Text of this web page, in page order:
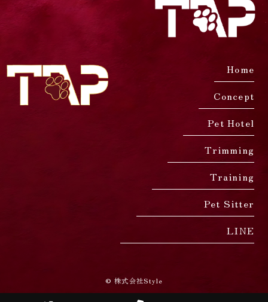
Home
Concept
Pet Hotel
Trimming
Training
Pet Sitter
LINE
© 株式会社Style